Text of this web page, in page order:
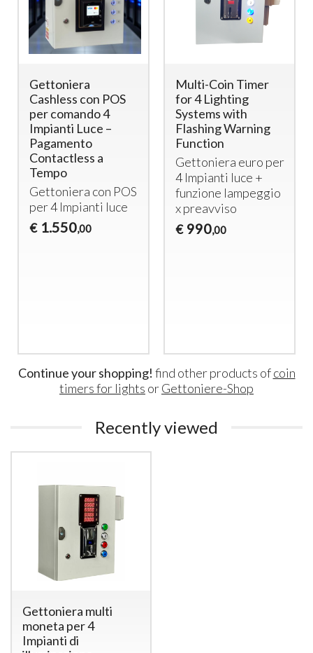
Gettoniera
Cashless con POS
per comando 4
Impianti Luce –
Pagamento
Contactless a
Tempo
Gettoniera con POS
per 4 Impianti luce
€ 1.550,00
Multi-Coin Timer
for 4 Lighting
Systems with
Flashing Warning
Function
Gettoniera euro per
4 Impianti luce +
funzione lampeggio
x preavviso
€ 990,00
Continue your shopping! find other products ofcoin
timers for lights orGettoniere-Shop
Recently viewed
Gettoniera multi
moneta per 4
Impianti di